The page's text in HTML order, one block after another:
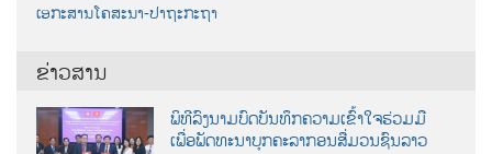
ເອກະສານໂຄສະນາ-ປາຖະກະຖາ
ຂ່າວສານ
ພິທີລົງນາມບົດບັນທຶກຄວາມເຂົ້າໃຈຮ່ວມມື
ເພື່ອພັດທະນາບຸກຄະລາກອນສື່ມວນຊົນລາວ